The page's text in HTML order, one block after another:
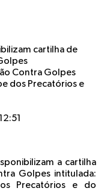
cartilha de
Contra Golpes
dos Precatórios e
a cartilha
Golpes intitulada:
Precatórios e do